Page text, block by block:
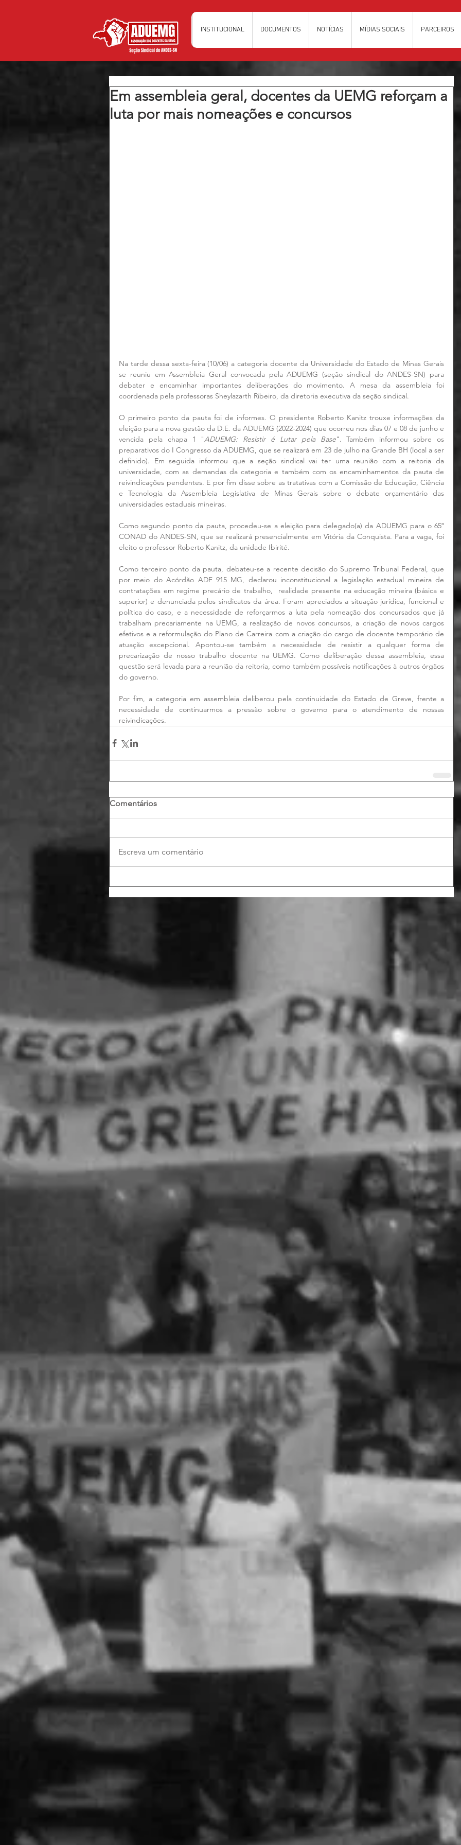
INSTITUCIONAL DOCUMENTOS NOTÍCIAS MÍDIAS SOCIAIS PARCEIROS
Em assembleia geral, docentes da UEMG reforçam a
luta por mais nomeações e concursos
Na tarde dessa sexta-feira (10/06) a categoria docente da Universidade do Estado de Minas Gerais
se reuniu em Assembleia Geral convocada pela ADUEMG (seção sindical do ANDES-SN) para
debater e encaminhar importantes deliberações do movimento. A mesa da assembleia foi
coordenada pela professoras Sheylazarth Ribeiro, da diretoria executiva da seção sindical.
O primeiro ponto da pauta foi de informes. O presidente Roberto Kanitz trouxe informações da
eleição para a nova gestão da D.E. da ADUEMG (2022-2024) que ocorreu nos dias 07 e 08 de junho e
vencida pela chapa 1 "ADUEMG: Resistir é Lutar pela Base". Também informou sobre os
preparativos do I Congresso da ADUEMG, que se realizará em 23 de julho na Grande BH (local a ser
definido). Em seguida informou que a seção sindical vai ter uma reunião com a reitoria da
universidade, com as demandas da categoria e também com os encaminhamentos da pauta de
reivindicações pendentes. E por fim disse sobre as tratativas com a Comissão de Educação, Ciência
e Tecnologia da Assembleia Legislativa de Minas Gerais sobre o debate orçamentário das
universidades estaduais mineiras.
Como segundo ponto da pauta, procedeu-se a eleição para delegado(a) da ADUEMG para o 65º
CONAD do ANDES-SN, que se realizará presencialmente em Vitória da Conquista. Para a vaga, foi
eleito o professor Roberto Kanitz, da unidade Ibirité.
Como terceiro ponto da pauta, debateu-se a recente decisão do Supremo Tribunal Federal, que
por meio do Acórdão ADF 915 MG, declarou inconstitucional a legislação estadual mineira de
contratações em regime precário de trabalho,  realidade presente na educação mineira (básica e
superior) e denunciada pelos sindicatos da área. Foram apreciados a situação jurídica, funcional e
política do caso, e a necessidade de reforçarmos a luta pela nomeação dos concursados que já
trabalham precariamente na UEMG, a realização de novos concursos, a criação de novos cargos
efetivos e a reformulação do Plano de Carreira com a criação do cargo de docente temporário de
atuação excepcional. Apontou-se também a necessidade de resistir a qualquer forma de
precarização de nosso trabalho docente na UEMG. Como deliberação dessa assembleia, essa
questão será levada para a reunião da reitoria, como também possíveis notificações à outros órgãos
do governo.
Por fim, a categoria em assembleia deliberou pela continuidade do Estado de Greve, frente a
necessidade de continuarmos a pressão sobre o governo para o atendimento de nossas
reivindicações.
Comentários
Escreva um comentário